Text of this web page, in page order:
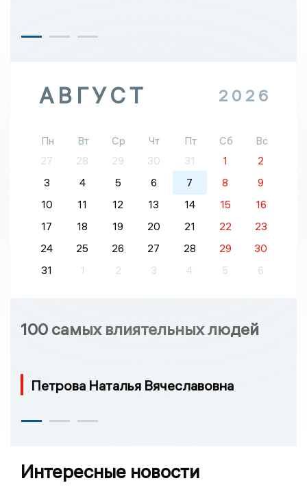
АВГУСТ 2026
Пн Вт Ср Чт Пт Сб
Вс
27
28 29 30 31 1
2
3
4 5 6 7 8
9
10
11 12 13 14 15
16
17
18 19 20 21 22
23
24
25 26 27 28 29
30
31
1 2 3 4 5 6
100 самых влиятельных людей
Петрова Наталья Вячеславовна
Интересные новости